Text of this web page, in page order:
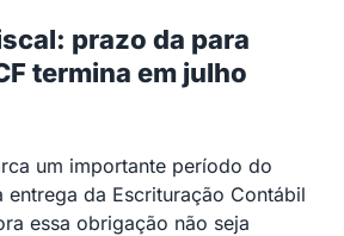
prazo da para
termina em julho
um importante período do
da Escrituração Contábil
essa obrigação não seja